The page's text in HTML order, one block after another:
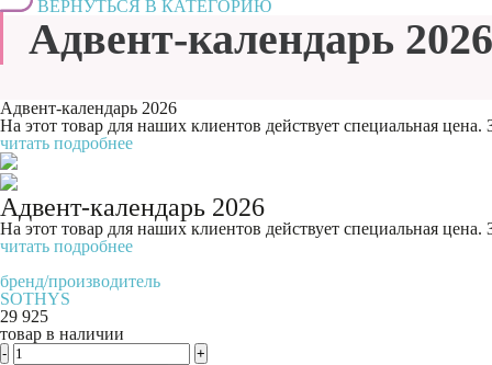
ВЕРНУТЬСЯ В КАТЕГОРИЮ
Адвент-календарь 2026
Адвент-календарь 2026
На этот товар для наших клиентов действует специальная
читать подробнее
Адвент-календарь 2026
На этот товар для наших клиентов действует специальная
читать подробнее
бренд/производитель
SOTHYS
29 925
товар в наличии
-
+